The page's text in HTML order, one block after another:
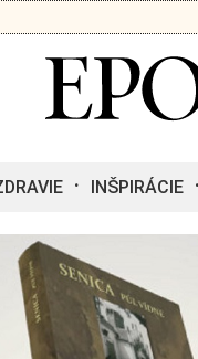
INŠPIRÁCIE